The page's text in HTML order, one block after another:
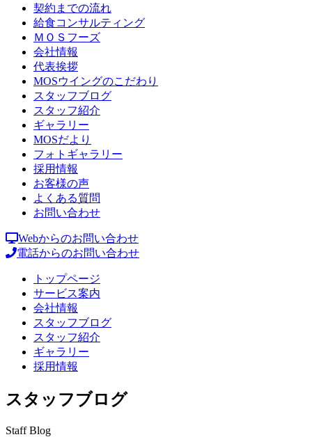
契約までの流れ
給食コンサルティング
ＭＯＳフーズ
会社情報
代表挨拶
MOSウイングのこだわり
スタッフブログ
スタッフ紹介
ギャラリー
MOSだより
フォトギャラリー
採用情報
お客様の声
よくある質問
お問い合わせ
Webからのお問い合わせ
電話からのお問い合わせ
トップページ
サービス案内
会社情報
スタッフブログ
スタッフ紹介
ギャラリー
採用情報
スタッフブログ
Staff Blog